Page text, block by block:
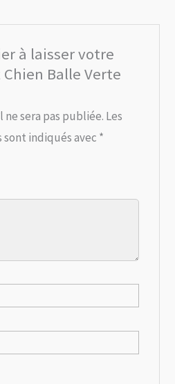
à laisser votre
Balle Verte
sera pas publiée. Les
indiqués avec *